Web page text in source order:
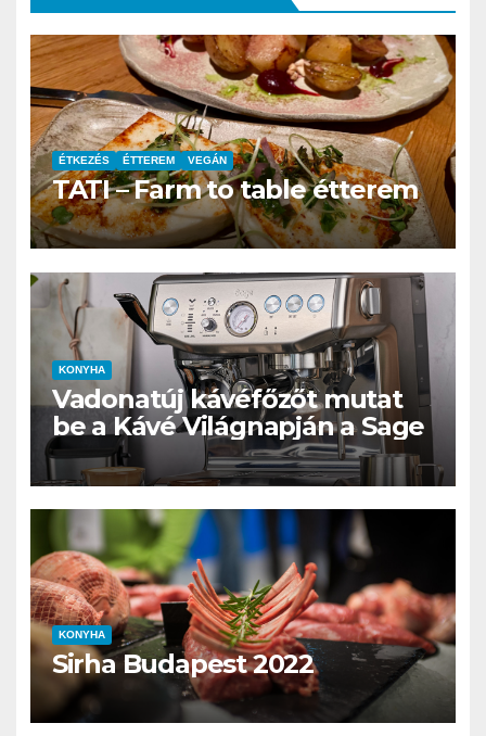
ÉTKEZÉS ÉTTEREM VEGÁN
TATI – Farm to table étterem
KONYHA
Vadonatúj kávéfőzőt mutat
be a Kávé Világnapján a Sage
KONYHA
Sirha Budapest 2022